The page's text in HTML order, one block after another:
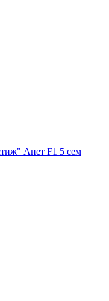
Анет F1 5 сем